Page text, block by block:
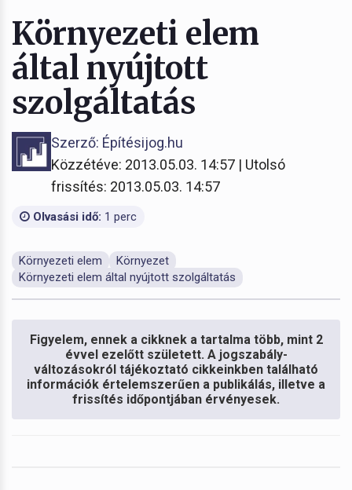
Környezeti elem
által nyújtott
szolgáltatás
Szerző: Építésijog.hu
Közzétéve: 2013.05.03. 14:57 | Utolsó
frissítés: 2013.05.03. 14:57
Olvasási idő: 1 perc
Környezeti elem
Környezet
Környezeti elem által nyújtott szolgáltatás
Figyelem, ennek a cikknek a tartalma több, mint 2
évvel ezelőtt született. A jogszabály-
változásokról tájékoztató cikkeinkben található
információk értelemszerűen a publikálás, illetve a
frissítés időpontjában érvényesek.